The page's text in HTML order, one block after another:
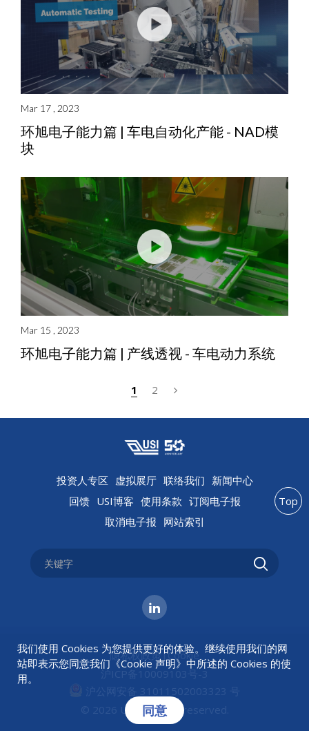
Mar 17 , 2023
环旭电子能力篇 | 车电自动化产能 - NAD模
块
Mar 15 , 2023
环旭电子能力篇 | 产线透视 - 车电动力系统
1 2
投资人专区 虚拟展厅 联络我们 新闻中心
回馈 USI博客 使用条款 订阅电子报
取消电子报 网站索引
隐私权政策 |Cookie
沪ICP备10009103号-3
沪公网安备 31011502003323 号
© 2026 USI All rights reserved.
Top
我们使用 Cookies 为您提供更好的体验。继续使用我们的网
站即表示您同意我们《Cookie 声明》中所述的 Cookies 的使
用。
同意